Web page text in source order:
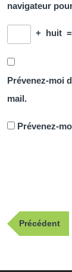
navigateur
+ huit =
Prévenez-moi
mail.
Prévenez-
Navigation
dePublication
précédente
Précédent